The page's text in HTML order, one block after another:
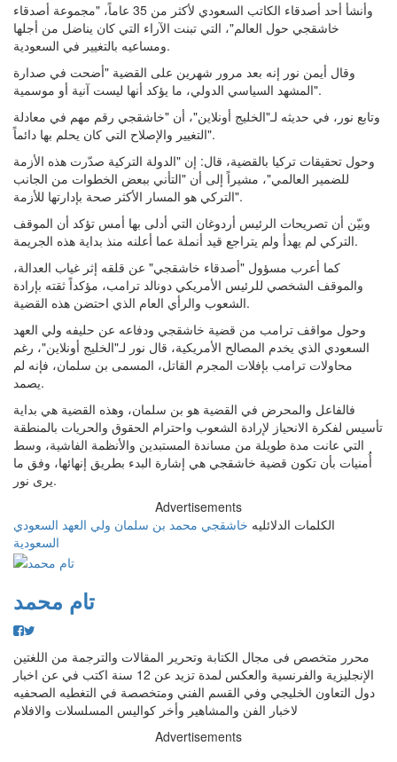
وأنشأ أحد أصدقاء الكاتب السعودي لأكثر من 35 عاماً، "مجموعة أصدقاء
خاشقجي حول العالم"، التي تبنت الآراء التي كان يناضل من أجلها
ومساعيه بالتغيير في السعودية.
وقال أيمن نور إنه بعد مرور شهرين على القضية "أضحت في صدارة
المشهد السياسي الدولي، ما يؤكد أنها ليست آنية أو موسمية".
وتابع نور، في حديثه لـ"الخليج أونلاين"، أن "خاشقجي رقم مهم في معادلة
التغيير والإصلاح التي كان يحلم بها دائماً".
وحول تحقيقات تركيا بالقضية، قال: إن "الدولة التركية صدّرت هذه الأزمة
للضمير العالمي"، مشيراً إلى أن "التأني ببعض الخطوات من الجانب
التركي هو المسار الأكثر صحة بإدارتها للأزمة".
وبيّن أن تصريحات الرئيس أردوغان التي أدلى بها أمس تؤكد أن الموقف
التركي لم يهدأ ولم يتراجع قيد أنملة عما أعلنه منذ بداية هذه الجريمة.
كما أعرب مسؤول "أصدقاء خاشقجي" عن قلقه إثر غياب العدالة،
والموقف الشخصي للرئيس الأمريكي دونالد ترامب، مؤكداً ثقته بإرادة
الشعوب والرأي العام الذي احتضن هذه القضية.
وحول مواقف ترامب من قضية خاشقجي ودفاعه عن حليفه ولي العهد
السعودي الذي يخدم المصالح الأمريكية، قال نور لـ"الخليج أونلاين"، رغم
محاولات ترامب بإفلات المجرم القاتل، المسمى بن سلمان، فإنه لم
يصمد.
فالفاعل والمحرض في القضية هو بن سلمان، وهذه القضية هي بداية
تأسيس لفكرة الانحياز لإرادة الشعوب واحترام الحقوق والحريات بالمنطقة
التي عانت مدة طويلة من مساندة المستبدين والأنظمة الفاشية، وسط
أُمنيات بأن تكون قضية خاشقجي هي إشارة البدء بطريق إنهائها، وفق ما
يرى نور.
Advertisements
الكلمات الدلائليه خاشقجي محمد بن سلمان ولي العهد السعودي
السعودية
تام محمد
محرر متخصص فى مجال الكتابة وتحرير المقالات والترجمة من اللغتين
الإنجليزية والفرنسية والعكس لمدة تزيد عن 12 سنة اكتب في عن اخبار
دول التعاون الخليجي وفي القسم الفني ومتخصصة في التغطيه الصحفيه
لاخبار الفن والمشاهير وأخر كواليس المسلسلات والافلام
Advertisements